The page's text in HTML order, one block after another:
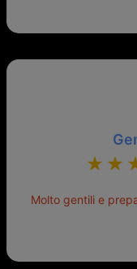
Molto gentili e